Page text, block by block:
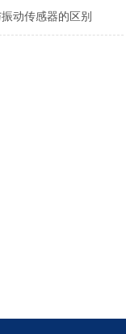
动传感器的区别